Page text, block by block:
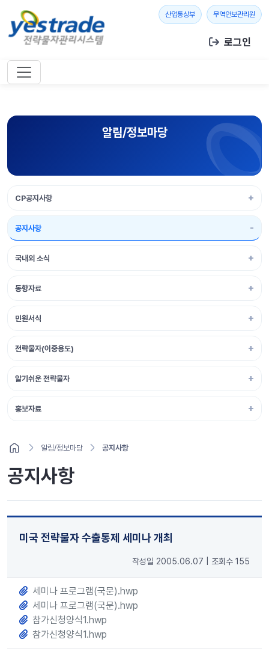
산업통상부새 창 열기무역안보관리원 새
로그인
알림/정보마당
CP공지사항
공지사항
국내외 소식
동향자료
민원서식
전략물자(이중용도)
알기쉬운 전략물자
홍보자료
알림/정보마당 공지사항
공지사항
미국 전략물자 수출통제 세미나 개최
작성일 2005.06.07 조회수 155
세미나 프로그램(국문).hwp
세미나 프로그램(국문).hwp
참가신청양식1.hwp
참가신청양식1.hwp